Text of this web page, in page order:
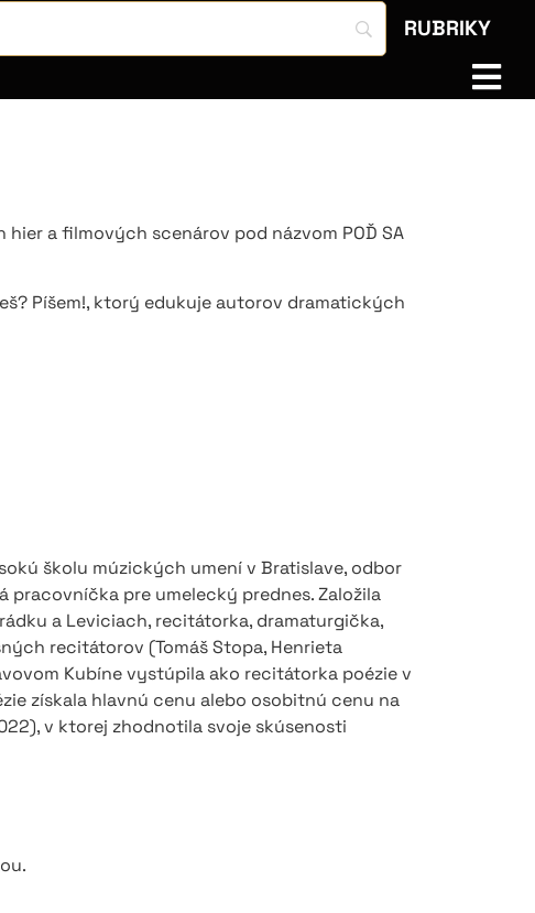
RUBRIKY
a filmových scenárov pod názvom POĎ SA
Píšem!, ktorý edukuje autorov dramatických
školu múzických umení v Bratislave, odbor
pre umelecký prednes. Založila
a Leviciach, recitátorka, dramaturgička,
recitátorov (Tomáš Stopa, Henrieta
Kubíne vystúpila ako recitátorka poézie v
získala hlavnú cenu alebo osobitnú cenu na
v ktorej zhodnotila svoje skúsenosti